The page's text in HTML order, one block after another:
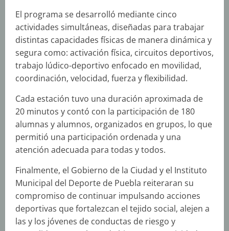
El programa se desarrolló mediante cinco
actividades simultáneas, diseñadas para trabajar
distintas capacidades físicas de manera dinámica y
segura como: activación física, circuitos deportivos,
trabajo lúdico-deportivo enfocado en movilidad,
coordinación, velocidad, fuerza y flexibilidad.
Cada estación tuvo una duración aproximada de
20 minutos y contó con la participación de 180
alumnas y alumnos, organizados en grupos, lo que
permitió una participación ordenada y una
atención adecuada para todas y todos.
Finalmente, el Gobierno de la Ciudad y el Instituto
Municipal del Deporte de Puebla reiteraran su
compromiso de continuar impulsando acciones
deportivas que fortalezcan el tejido social, alejen a
las y los jóvenes de conductas de riesgo y